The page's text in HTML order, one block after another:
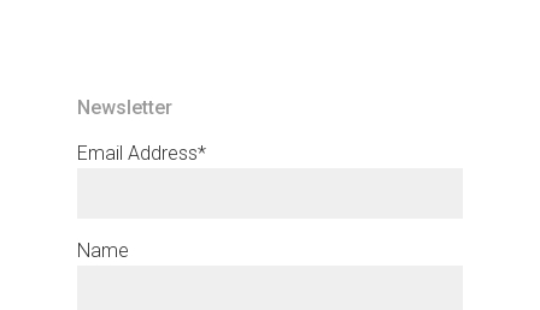
Newsletter
Email Address*
Name